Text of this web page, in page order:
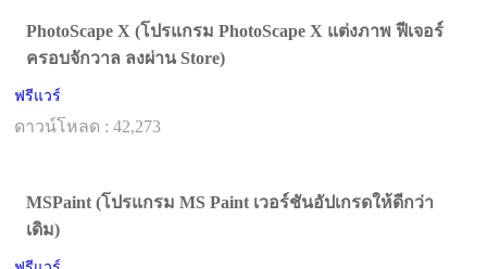
PhotoScape X (โปรแกรม PhotoScape X แต่งภาพ ฟีเจอร์
ครอบจักวาล ลงผ่าน Store)
ฟรีแวร์
ดาวน์โหลด : 42,273
MSPaint (โปรแกรม MS Paint เวอร์ชันอัปเกรดให้ดีกว่า
เดิม)